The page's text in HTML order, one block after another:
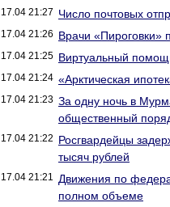
17.04 21:27 Число почтовых
17.04 21:26 Врачи «Пироговки»
17.04 21:25 Виртуальный
17.04 21:24 «Арктическая
17.04 21:23 За одну ночь в
общественный
17.04 21:22 Росгвардейцы
тысяч рублей
17.04 21:21 Движения по
полном объеме